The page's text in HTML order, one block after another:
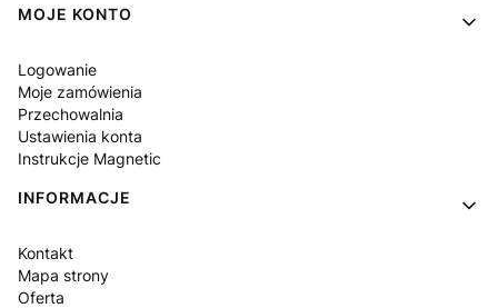
Linki w stopce
MOJE KONTO
Logowanie
Moje zamówienia
Przechowalnia
Ustawienia konta
Instrukcje Magnetic
INFORMACJE
Kontakt
Mapa strony
Oferta